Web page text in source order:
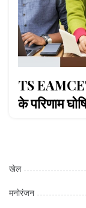
TS
के परिणाम
खेल
मनोरंजन